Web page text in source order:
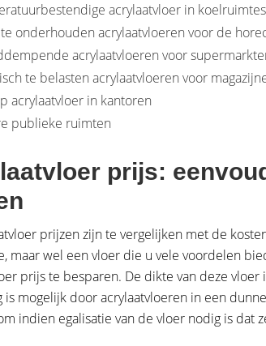
acrylaatvloer in koelruimtes
onderhouden acrylaatvloeren voor de
acrylaatvloeren voor
te belasten acrylaatvloeren voor
acrylaatvloer in kantoren
publieke ruimten
prijs:
prijzen zijn te vergelijken met de
maar wel een vloer die u vele voordelen
prijs te besparen. De dikte van deze
is mogelijk door acrylaatvloeren in een
indien egalisatie van de vloer nodig is dat